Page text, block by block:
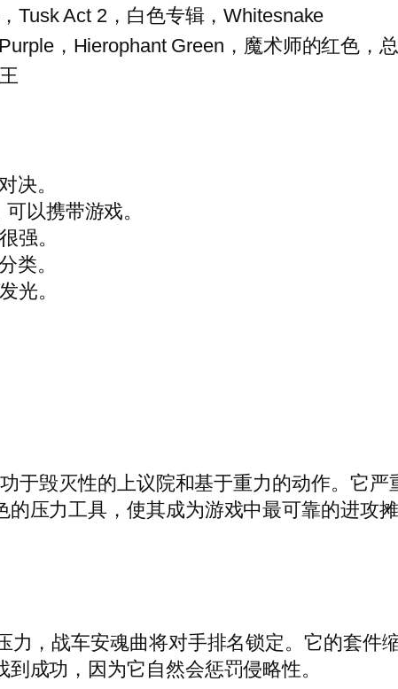
Tusk Act 2，白色专辑，Whitesnake
，Hierophant Green，魔术师的红色，
决。
以携带游戏。
强。
类。
光。
于毁灭性的上议院和基于重力的动作。它
压力工具，使其成为游戏中最可靠的进攻摊
力，战车安魂曲将对手排名锁定。它的套件
成功，因为它自然会惩罚侵略性。